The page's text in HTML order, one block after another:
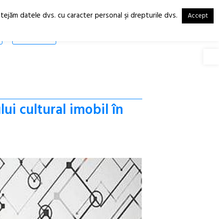
RO
EN
cultural imobil în
datele dvs. cu caracter personal şi drepturile dvs. Accept